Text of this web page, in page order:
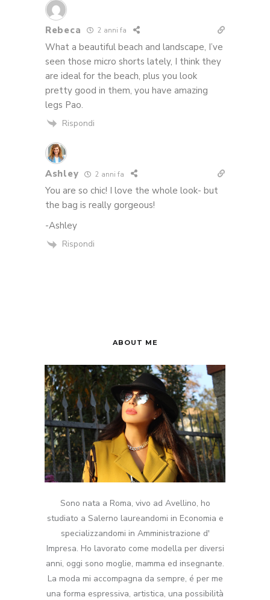
Rebeca 2 anni fa
What a beautiful beach and landscape, I’ve
seen those micro shorts lately, I think they
are ideal for the beach, plus you look
pretty good in them, you have amazing
legs Pao.
Rispondi
Ashley 2 anni fa
You are so chic! I love the whole look- but
the bag is really gorgeous!
-Ashley
Rispondi
ABOUT ME
Sono nata a Roma, vivo ad Avellino, ho
studiato a Salerno laureandomi in Economia e
specializzandomi in Amministrazione d'
Impresa. Ho lavorato come modella per diversi
anni, oggi sono moglie, mamma ed insegnante.
La moda mi accompagna da sempre, é per me
una forma espressiva, artistica, una possibilità